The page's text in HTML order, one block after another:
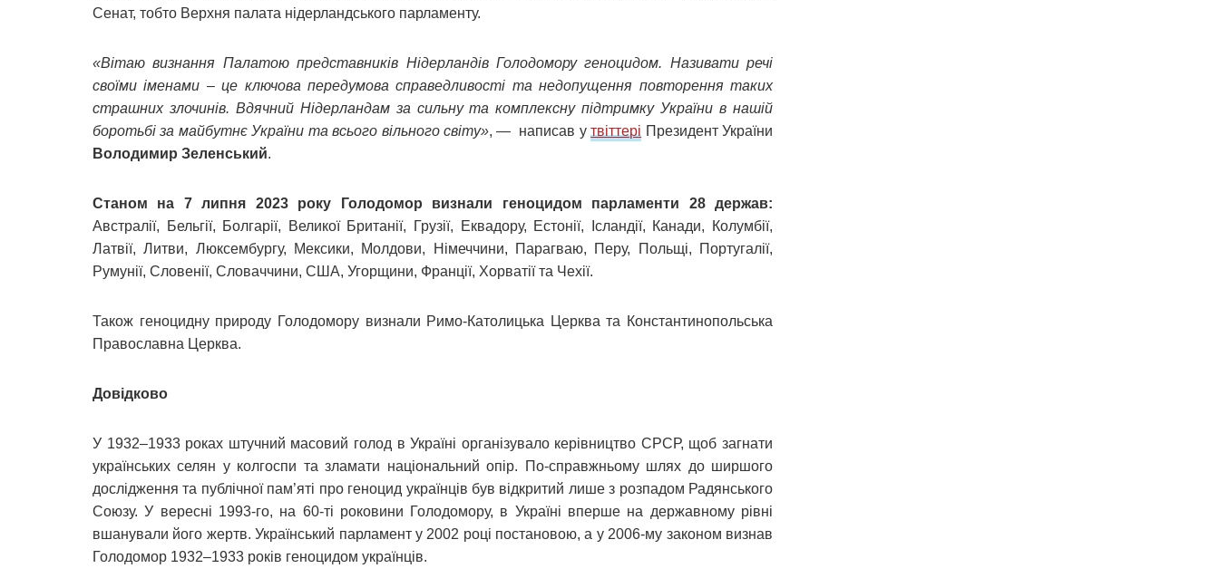
Сенат, тобто Верхня палата нідерландського парламенту.
«Вітаю визнання Палатою представників Нідерландів Голодомору геноцидом. Називати речі
своїми іменами – це ключова передумова справедливості та недопущення повторення таких
страшних злочинів. Вдячний Нідерландам за сильну та комплексну підтримку України в нашій
боротьбі за майбутнє України та всього вільного світу», — написав утвіттері Президент України
Володимир Зеленський.
Станом на 7 липня 2023 року Голодомор визнали геноцидом парламенти 28 держав:
Австралії, Бельгії, Болгарії, Великої Британії, Грузії, Еквадору, Естонії, Ісландії, Канади, Колумбії,
Латвії, Литви, Люксембургу, Мексики, Молдови, Німеччини, Парагваю, Перу, Польщі, Португалії,
Румунії, Словенії, Словаччини, США, Угорщини, Франції, Хорватії та Чехії.
Також геноцидну природу Голодомору визнали Римо-Католицька Церква та Константинопольська
Православна Церква.
Довідково
У 1932–1933 роках штучний масовий голод в Україні організувало керівництво СРСР, щоб загнати
українських селян у колгоспи та зламати національний опір. По-справжньому шлях до ширшого
дослідження та публічної пам’яті про геноцид українців був відкритий лише з розпадом Радянського
Союзу. У вересні 1993-го, на 60-ті роковини Голодомору, в Україні вперше на державному рівні
вшанували його жертв. Український парламент у 2002 році постановою, а у 2006-му законом визнав
Голодомор 1932–1933 років геноцидом українців.